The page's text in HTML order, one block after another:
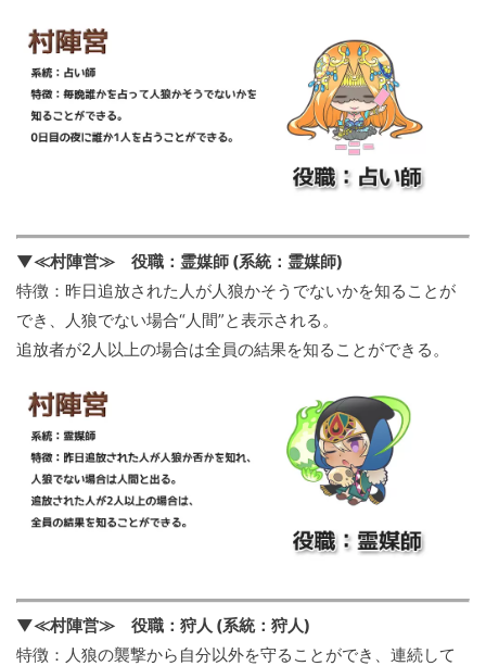
▼≪村陣営≫ 役職：霊媒師 (系統：霊媒師)
特徴：昨日追放された人が人狼かそうでないかを知ることが
でき、人狼でない場合“人間”と表示される。
追放者が2人以上の場合は全員の結果を知ることができる。
▼≪村陣営≫ 役職：狩人 (系統：狩人)
特徴：人狼の襲撃から自分以外を守ることができ、連続して